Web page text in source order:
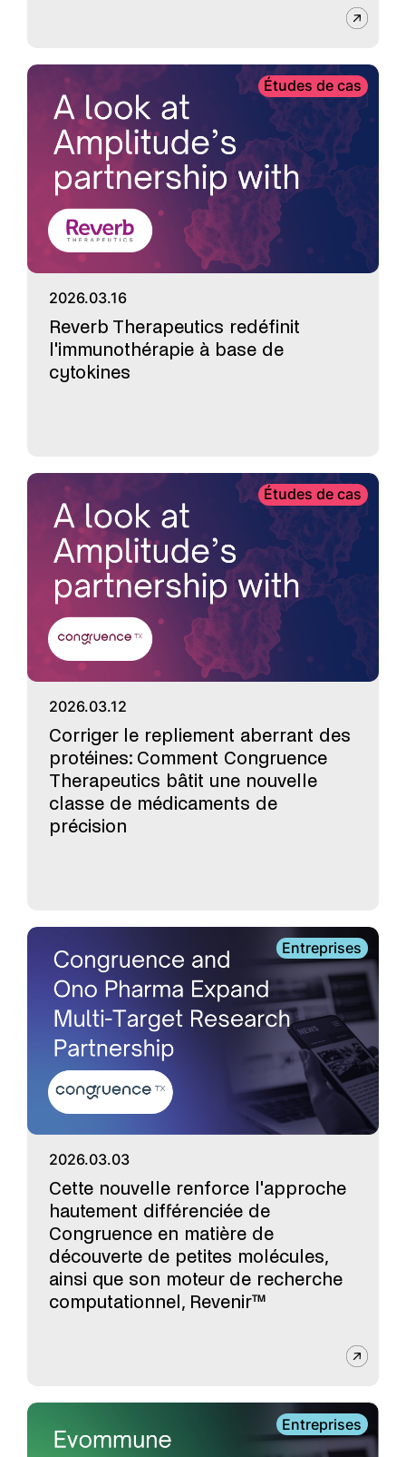
Études de cas
2026.03.16
Reverb Therapeutics redéfinit
l'immunothérapie à base de
cytokines
Études de cas
2026.03.12
Corriger le repliement aberrant des
protéines: Comment Congruence
Therapeutics bâtit une nouvelle
classe de médicaments de
précision
Entreprises
2026.03.03
Cette nouvelle renforce l'approche
hautement différenciée de
Congruence en matière de
découverte de petites molécules,
ainsi que son moteur de recherche
computationnel, Revenir™
Entreprises